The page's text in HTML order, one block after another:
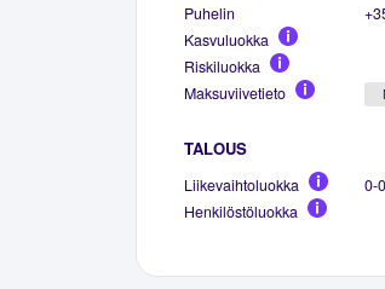
Puhelin
Kasvuluokka
Riskiluokka
Maksuviivetieto
TALOUS
Liikevaihtoluokka
0-
Henkilöstöluokka